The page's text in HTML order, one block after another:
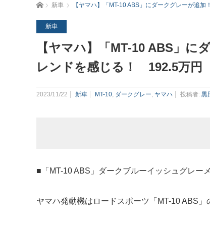
ホーム新車 【ヤマハ】「MT-10 ABS」にダークグレーが
新車
【ヤマハ】「MT-10 ABS」
レンドを感じる！ 192.5万円
2023/11/22 新車 MT-10 ダークグレー ヤマハ 投稿者: 黒
■「MT-10 ABS」ダークブルーイッシュグレー
ヤマハ発動機はロードスポーツ「MT-10 ABS